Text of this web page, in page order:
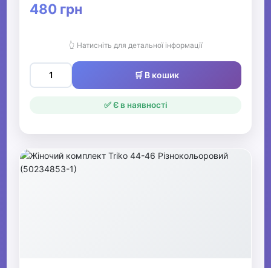
480 грн
👆 Натисніть для детальної інформації
🛒 В кошик
✅ Є в наявності